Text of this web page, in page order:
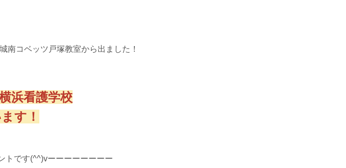
南コベッツ戸塚教室から出ました！
浜看護学校
す！
トです(^^)vーーーーーーーー